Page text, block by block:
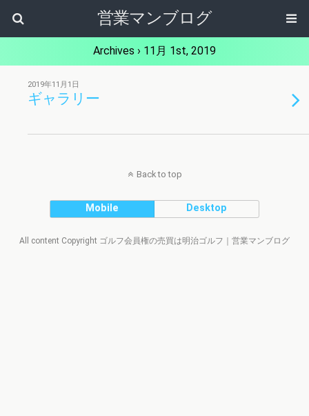
営業マンブログ
Archives › 11月 1st, 2019
2019年11月1日
ギャラリー
Back to top
Mobile Desktop
All content Copyright ゴルフ会員権の売買は明治ゴルフ｜営業マンブログ